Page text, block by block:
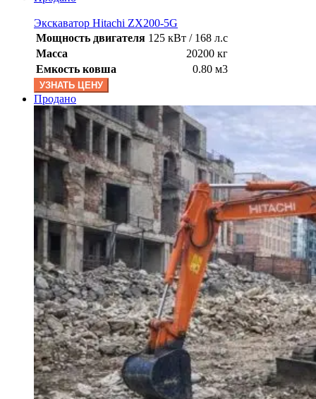
Экскаватор Hitachi ZX200-5G
Мощность двигателя 125 кВт / 168 л.с
Масса
20200 кг
Емкость ковша
0.80 м3
УЗНАТЬ ЦЕНУ
Продано